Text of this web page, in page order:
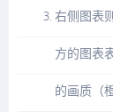
右侧图表
方的图表
的画质（